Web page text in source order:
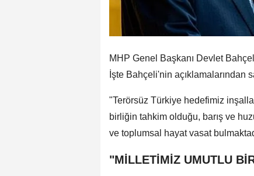
MHP Genel Başkanı Devlet
İşte Bahçeli'nin açıklamalarından
"Terörsüz Türkiye hedefimiz
birliğin tahkim olduğu, barış ve
ve toplumsal hayat vasat
"MİLLETİMİZ UMUTLU